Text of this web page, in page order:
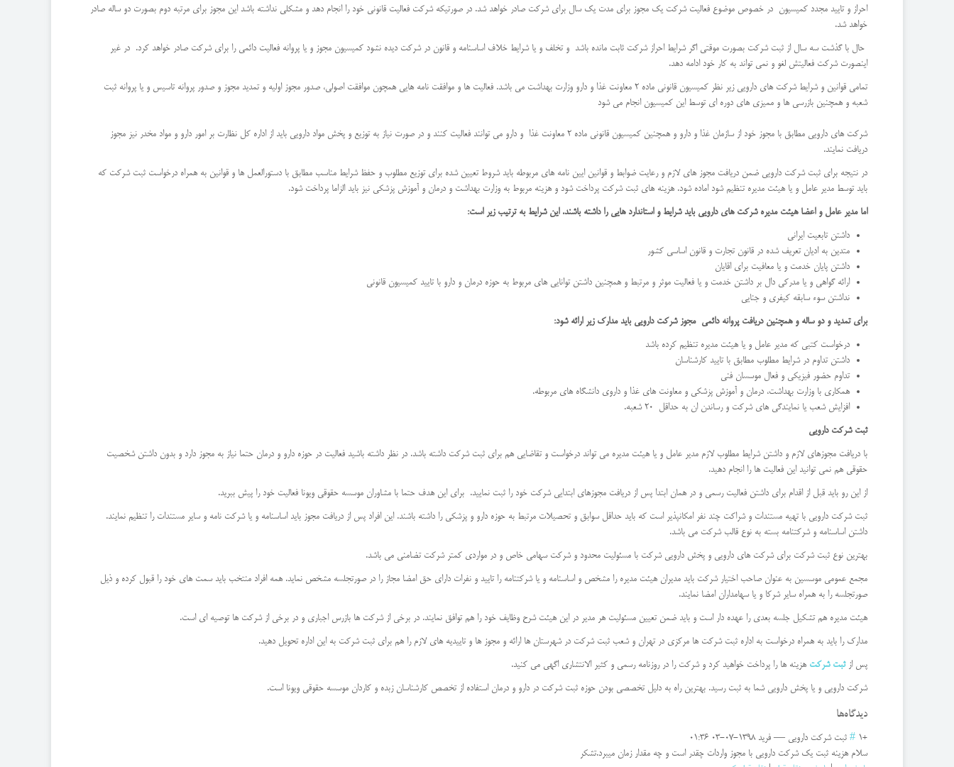
احراز و تایید مجدد کمیسیون در خصوص موضوع فعالیت شرکت یک مجوز برای مدت یک سال برای شرکت صادر خواهد شد. در صورتیکه شرکت فعالیت قانونی خود را انجام دهد و مشکلی نداشته باشد این مجوز برای مرتبه دوم بصورت دو ساله صادر
خواهد شد.
حال با گذشت سه سال از ثبت شرکت بصورت موقتی اگر شرایط احراز شرکت ثابت مانده باشد و تخلف و یا شرایط خلاف اساسنامه و قانون در شرکت دیده نشود کمیسیون مجوز و یا پروانه فعالیت دائمی را برای شرکت صادر خواهد کرد. در غیر
اینصورت شرکت فعالیتش لغو و نمی تواند به کار خود ادامه دهد.
تمامی قوانین و شرایط شرکت های دارویی زیر نظر کمیسیون قانونی ماده 2 معاونت غذا و دارو وزارت بهداشت می باشد. فعالیت ها و موافقت نامه هایی همچون موافقت اصولی، صدور مجوز اولیه و تمدید مجوز و صدور پروانه تاسیس و یا پروانه ثبت
شعبه و همچنین بازرسی ها و ممیزی های دوره ای توسط این کمیسیون انجام می شود
شرکت های دارویی مطابق با مجوز خود از سازمان غذا و دارو و همچنین کمیسیون قانونی ماده 2 معاونت غذا و دارو می توانند فعالیت کنند و در صورت نیاز به توزیع و پخش مواد دارویی باید از اداره کل نظارت بر امور دارو و مواد مخدر نیز مجوز
دریافت نمایند.
در نتیجه برای ثبت شرکت دارویی ضمن دریافت مجوز های لازم و رعایت ضوابط و قوانین ایین نامه های مربوطه باید شروط تعیین شده برای توزیع مطلوب و حفظ شرایط مناسب مطابق با دستورالعمل ها و قوانین به همراه درخواست ثبت شرکت که
باید توسط مدیر عامل و یا هیئت مدیره تنظیم شود اماده شود. هزینه های ثبت شرکت پرداخت شود و هزینه مربوط به وزارت بهداشت و درمان و آموزش پزشکی نیز باید الزاما پرداخت شود.
اما مدیر عامل و اعضا هیئت مدیره شرکت های دارویی باید شرایط و استاندارد هایی را داشته باشند. این شرایط به ترتیب زیر است:
داشتن تابعیت ایرانی
متدین به ادیان تعریف شده در قانون تجارت و قانون اساسی کشور
داشتن پایان خدمت و یا معافیت برای اقایان
ارائه گواهی و یا مدرکی دال بر داشتن خدمت و یا فعالیت موثر و مرتبط و همچنین داشتن توانایی های مربوط به حوزه درمان و دارو با تایید کمیسیون قانونی
نداشتن سوء سابقه کیفری و جنایی
برای تمدید و دو ساله و همچنین دریافت پروانه دائمی مجوز شرکت دارویی باید مدارک زیر ارائه شود:
درخواست کتبی که مدیر عامل و یا هیئت مدیره تنظیم کرده باشد
داشتن تداوم در شرایط مطلوب مطابق با تایید کارشناسان
تداوم حضور فیزیکی و فعال موسسان فنی
همکاری با وزارت بهداشت، درمان و آموزش پزشکی و معاونت های غذا و داروی دانشگاه های مربوطه.
افزایش شعب یا نمایندگی های شرکت و رساندن ان به حداقل 20 شعبه.
ثبت شرکت دارویی
با دریافت مجوزهای لازم و داشتن شرایط مطلوب لازم مدیر عامل و یا هیئت مدیره می تواند درخواست و تقاضایی هم برای ثبت شرکت داشته باشد. در نظر داشته باشید فعالیت در حوزه دارو و درمان حتما نیاز به مجوز دارد و بدون داشتن شخصیت
حقوقی هم نمی توانید این فعالیت ها را انجام دهید.
از این رو باید قبل از اقدام برای داشتن فعالیت رسمی و در همان ابتدا پس از دریافت مجوزهای ابتدایی شرکت خود را ثبت نمایید. برای این هدف حتما با مشاوران موسسه حقوقی ویونا فعالیت خود را پیش ببرید.
ثبت شرکت دارویی با تهیه مستندات و شراکت چند نفر امکانپذیر است که باید حداقل سوابق و تحصیلات مرتبط به حوزه دارو و پزشکی را داشته باشند. این افراد پس از دریافت مجوز باید اساسنامه و یا شرکت نامه و سایر مستندات را تنظیم نمایند.
داشتن اساسنامه و شرکتنامه بسته به نوع قالب شرکت می باشد.
بهترین نوع ثبت شرکت برای شرکت های دارویی و پخش دارویی شرکت با مسئولیت محدود و شرکت سهامی خاص و در مواردی کمتر شرکت تضامنی می باشد.
مجمع عمومی موسسین به عنوان صاحب اختیار شرکت باید مدیران هیئت مدیره را مشخص و اساسنامه و یا شرکتنامه را تایید و نفرات دارای حق امضا مجاز را در صورتجلسه مشخص نماید. همه افراد منتخب باید سمت های خود را قبول کرده و ذیل
صورتجلسه را به همراه سایر شرکا و یا سهامداران امضا نمایند.
هیئت مدیره هم تشکیل جلسه بعدی را عهده دار است و باید ضمن تعیین مسئولیت هر مدیر در این هیئت شرح وظایف خود را هم توافق نمایند. در برخی از شرکت ها بازرس اجباری و در برخی از شرکت ها توصیه ای است.
مدارک را باید به همراه درخواست به اداره ثبت شرکت ها مرکزی در تهران و شعب ثبت شرکت در شهرستان ها ارائه و مجوز ها و تاییدیه های لازم را هم برای ثبت شرکت به این اداره تحویل دهید.
پس ازثبت شرکت هزینه ها را پرداخت خواهید کرد و شرکت را در روزنامه رسمی و کثیر الانتشاری اگهی می کنید.
شرکت دارویی و یا پخش دارویی شما به ثبت رسید. بهترین راه به دلیل تخصصی بودن حوزه ثبت شرکت در دارو و درمان استفاده از تخصص کارشناسان زبده و کاردان موسسه حقوقی ویونا است.
دیدگاه‌ها
+1
# ثبت شرکت دارویی — فرید 1398-07-03 01:36
سلام هزینه ثبت یک شرکت دارویی با مجوز واردات چقدر است و چه مقدار زمان میبرد.تشکر